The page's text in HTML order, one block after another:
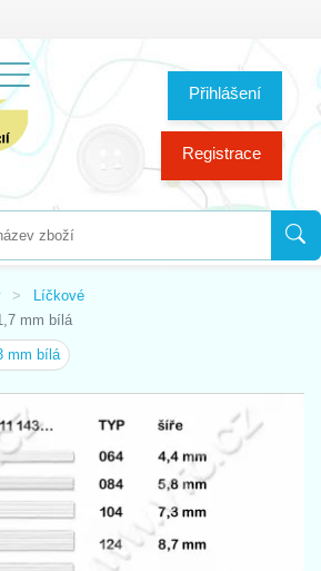
Přihlášení
Registrace
Líčkové
mm bílá
mm bílá